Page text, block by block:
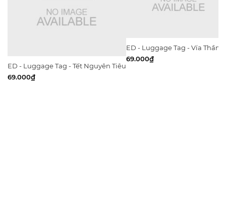
ED - Luggage Tag - Tết Nguyên Tiêu
69.000₫
ED - Luggage Tag - Vía Thần
69.000₫